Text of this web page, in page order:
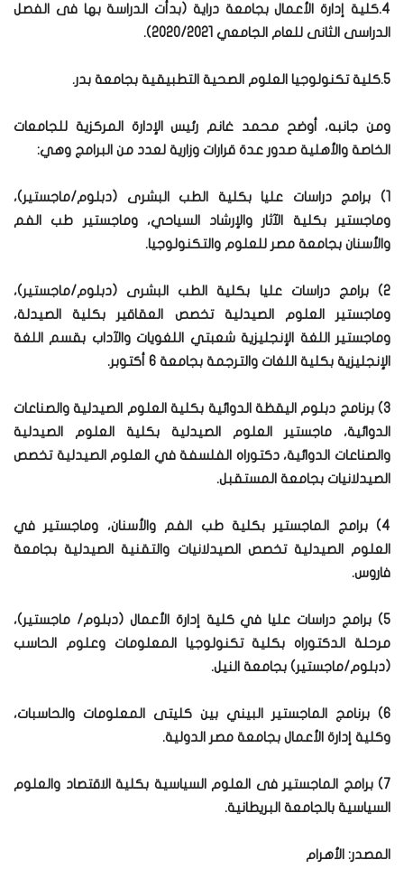
4.كلية إدارة الأعمال بجامعة دراية (بدأت الدراسة بها فى الفصل
الدراسى الثانى للعام الجامعي 2020/2021).
5.كلية تكنولوجيا العلوم الصحية التطبيقية بجامعة بدر.
ومن جانبه، أوضح محمد غانم رئيس الإدارة المركزية للجامعات
الخاصة والأهلية صدور عدة قرارات وزارية لعدد من البرامج وهي:
1) برامج دراسات عليا بكلية الطب البشرى (دبلوم/ماجستير)،
وماجستير بكلية الآثار والإرشاد السياحي، وماجستير طب الفم
والأسنان بجامعة مصر للعلوم والتكنولوجيا.
2) برامج دراسات عليا بكلية الطب البشرى (دبلوم/ماجستير)،
وماجستير العلوم الصيدلية تخصص العقاقير بكلية الصيدلة،
وماجستير اللغة الإنجليزية شعبتي اللغويات والآداب بقسم اللغة
الإنجليزية بكلية اللغات والترجمة بجامعة 6 أكتوبر.
3) برنامج دبلوم اليقظة الدوائية بكلية العلوم الصيدلية والصناعات
الدوائية، ماجستير العلوم الصيدلية بكلية العلوم الصيدلية
والصناعات الدوائية، دكتوراه الفلسفة في العلوم الصيدلية تخصص
الصيدلانيات بجامعة المستقبل.
4) برامج الماجستير بكلية طب الفم والأسنان، وماجستير في
العلوم الصيدلية تخصص الصيدلانيات والتقنية الصيدلية بجامعة
فاروس.
5) برامج دراسات عليا في كلية إدارة الأعمال (دبلوم/ ماجستير)،
مرحلة الدكتوراه بكلية تكنولوجيا المعلومات وعلوم الحاسب
(دبلوم/ماجستير) بجامعة النيل.
6) برنامج الماجستير البيني بين كليتى المعلومات والحاسبات،
وكلية إدارة الأعمال بجامعة مصر الدولية.
7) برامج الماجستير فى العلوم السياسية بكلية الاقتصاد والعلوم
السياسية بالجامعة البريطانية.
المصدر: الأهرام